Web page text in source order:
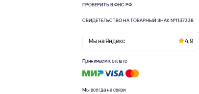
ПРОВЕРИТЬ В ФНС РФ
СВИДЕТЕЛЬСТВО НА ТОВАРНЫЙ ЗНАК №1137338
Мы на Яндекс 4,9
Принимаем к оплате
Мы всегда на связи